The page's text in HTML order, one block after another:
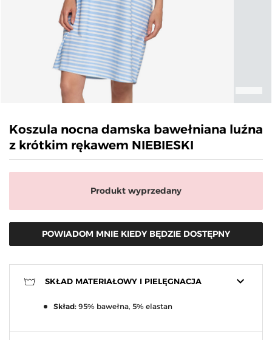
Koszula nocna damska bawełniana luźna
z krótkim rękawem NIEBIESKI
Produkt wyprzedany
POWIADOM MNIE KIEDY BĘDZIE DOSTĘPNY
keyboard_arrow_down
SKŁAD MATERIAŁOWY I PIELĘGNACJA
Skład: 95% bawełna, 5% elastan